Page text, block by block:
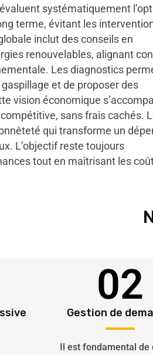
systématiquement
terme, évitant les
inclut des conseils en
renouvelables, alignant
Les diagnostics
et de proposer des
vision économique
sans frais cachés.
qui transforme un
L’objectif reste toujours
tout en maîtrisant les
02
Gestion de
Il est fondamental de